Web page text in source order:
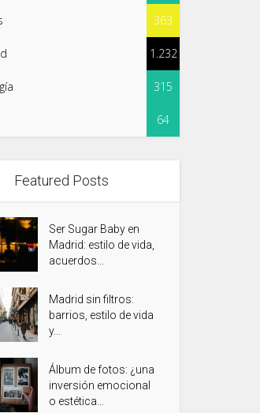
363
1.232
315
64
Featured Posts
Ser Sugar Baby en
Madrid: estilo de vida,
acuerdos...
Madrid sin filtros:
barrios, estilo de vida
y...
Álbum de fotos: ¿una
inversión emocional
o estética...